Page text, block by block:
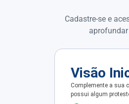
Cadastre-se e
Visão
Complemente a sua
possui algum